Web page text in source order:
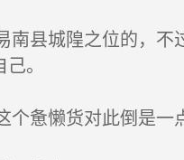
县城隍之位的，不
。
惫懒货对此倒是一